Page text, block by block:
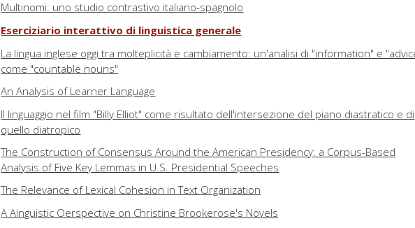
Multinomi: uno studio contrastivo italiano-spagnolo
Eserciziario interattivo di linguistica generale
La lingua inglese oggi tra molteplicità e cambiamento: un'analisi di "information" e
come "countable nouns"
An Analysis of Learner Language
Il linguaggio nel film "Billy Elliot" come risultato dell'intersezione del piano diastratico e di
quello diatropico
The Construction of Consensus Around the American Presidency: a Corpus-Based
Analysis of Five Key Lemmas in U.S. Presidential Speeches
The Relevance of Lexical Cohesion in Text Organization
A Ainguistic Oerspective on Christine Brookerose's Novels